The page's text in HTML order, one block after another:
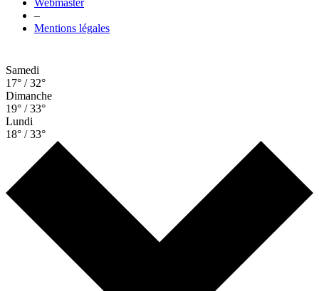
Webmaster
–
Mentions légales
Samedi
17° / 32°
Dimanche
19° / 33°
Lundi
18° / 33°